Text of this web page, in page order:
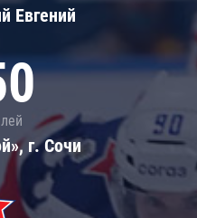
Евгений
г. Сочи